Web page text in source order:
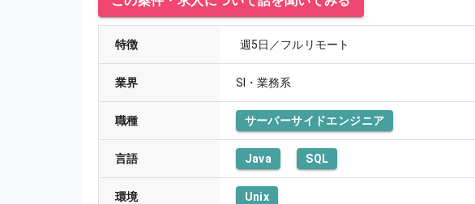
特徴 週5日／フルリモート
業界 SI・業務系
職種 サーバーサイドエンジニア
言語 Java SQL
環境 Unix